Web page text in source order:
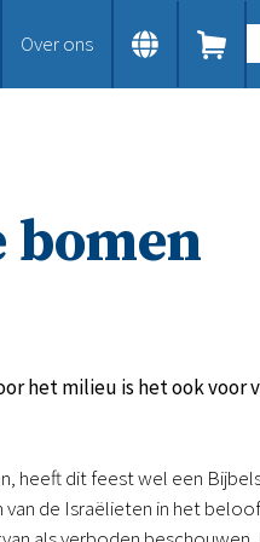
Over ons
bomen
het milieu is het ook voor
heeft dit feest wel een
de Israëlieten in het
Doneer
Nodig ons
Voor jou
Kennisbank